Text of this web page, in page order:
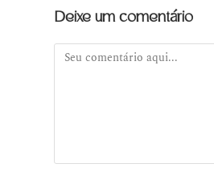
Deixe um comentário